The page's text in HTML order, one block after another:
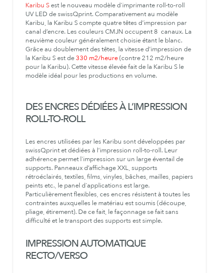
Karibu Sest le nouveau modèle d'imprimante roll-to-roll
UV LED de swissQprint. Comparativement au modèle
Karibu, la Karibu S compte quatre têtes d’impression par
canal d’encre. Les couleurs CMJN occupent 8 canaux. La
neuvième couleur généralement choisie étant le blanc.
Grâce au doublement des têtes, la vitesse d’impression de
la Karibu S est de330 m2/heure(contre 212 m2/heure
pour la Karibu). Cette vitesse élevée fait de la Karibu S le
modèle idéal pour les productions en volume.
DES ENCRES DÉDIÉES À L’IMPRESSION
ROLL-TO-ROLL
Les encres utilisées par les Karibu sont développées par
swissQprint et dédiées à l’impression roll-to-roll. Leur
adhérence permet l'impression sur un large éventail de
supports. Panneaux d’affichage XXL, supports
rétroéclairés, textiles, films, vinyles, bâches, mailles, papiers
peints etc., le panel d'applications est large.
Particulièrement flexibles, ces encres résistent à toutes les
contraintes auxquelles le matériau est soumis (découpe,
pliage, étirement). De ce fait, le façonnage se fait sans
difficulté et le transport des supports est simple.
IMPRESSION AUTOMATIQUE
RECTO/VERSO